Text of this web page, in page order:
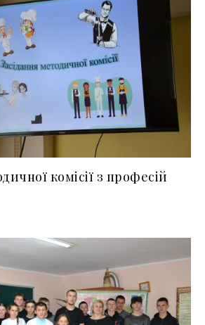
комісії з професій